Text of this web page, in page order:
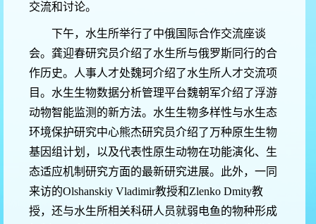
交流和讨论。
下午，水生所举行了中俄国际合作交流座谈
会。龚迎春研究员介绍了水生所与俄罗斯同行的合
作历史。人事人才处魏珂介绍了水生所人才交流项
目。水生生物数据分析管理平台魏朝军介绍了浮游
动物智能监测的新方法。水生生物多样性与水生态
环境保护研究中心熊杰研究员介绍了万种原生生物
基因组计划，以及代表性原生动物在功能演化、生
态适应机制研究方面的最新研究进展。此外，一同
来访的Olshanskiy Vladimir教授和Zlenko Dmity教
授，还与水生所相关科研人员就弱电鱼的物种形成